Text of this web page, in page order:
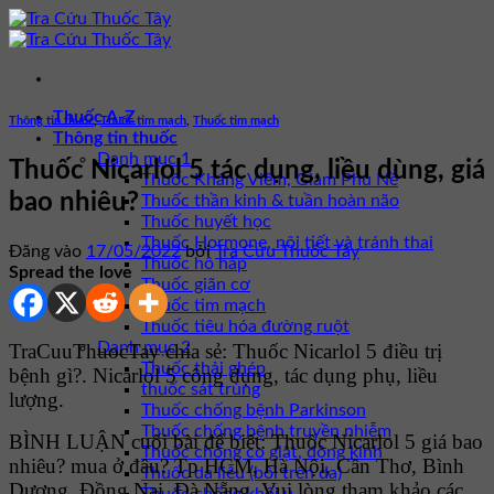
Bỏ
qua
dung
Thuốc A-Z
Thông tin thuốc
Danh mục 1
Thuốc Kháng Viêm, Giảm Phù Nề
Thuốc thần kinh & tuần hoàn não
Thuốc huyết học
Thuốc Hormone, nội tiết và tránh thai
Thuốc hô hấp
Thuốc giãn cơ
Thuốc tim mạch
Thuốc tiêu hóa đường ruột
Danh mục 2
Thuốc thải ghép
thuốc sát trùng
Thuốc chống bệnh Parkinson
Thuốc chống bệnh truyền nhiễm
Thuốc chống co giật, động kinh
Thuốc da liễu (bôi trên da)
Thông tin thuốc,Thuốc tim mạch Thuốc tim mạch
Thuốc Nicarlol 5 tác dụng, liều dùng, giá
bao nhiêu?
Đăng vào 17/05/2022 bởiTra Cứu Thuốc Tây
Spread the love
TraCuuThuocTay chia sẻ: Thuốc Nicarlol 5 điều trị
bệnh gì?. Nicarlol 5 công dụng, tác dụng phụ, liều
lượng.
BÌNH LUẬN cuối bài để biết: Thuốc Nicarlol 5 giá bao
nhiêu? mua ở đâu? Tp HCM, Hà Nội, Cần Thơ, Bình